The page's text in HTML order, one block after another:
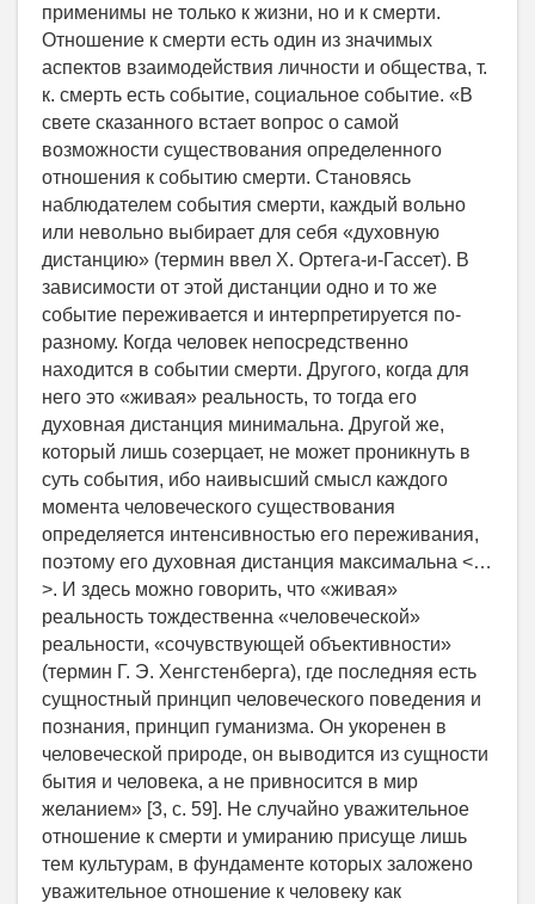
применимы не только к жизни, но и к смерти.
Отношение к смерти есть один из значимых
аспектов взаимодействия личности и общества, т.
к. смерть есть событие, социальное событие. «В
свете сказанного встает вопрос о самой
возможности существования определенного
отношения к событию смерти. Становясь
наблюдателем события смерти, каждый вольно
или невольно выбирает для себя «духовную
дистанцию» (термин ввел Х. Ортега-и-Гассет). В
зависимости от этой дистанции одно и то же
событие переживается и интерпретируется по-
разному. Когда человек непосредственно
находится в событии смерти. Другого, когда для
него это «живая» реальность, то тогда его
духовная дистанция минимальна. Другой же,
который лишь созерцает, не может проникнуть в
суть события, ибо наивысший смысл каждого
момента человеческого существования
определяется интенсивностью его переживания,
поэтому его духовная дистанция максимальна <…
>. И здесь можно говорить, что «живая»
реальность тождественна «человеческой»
реальности, «сочувствующей объективности»
(термин Г. Э. Хенгстенберга), где последняя есть
сущностный принцип человеческого поведения и
познания, принцип гуманизма. Он укоренен в
человеческой природе, он выводится из сущности
бытия и человека, а не привносится в мир
желанием» [3, с. 59]. Не случайно уважительное
отношение к смерти и умиранию присуще лишь
тем культурам, в фундаменте которых заложено
уважительное отношение к человеку как